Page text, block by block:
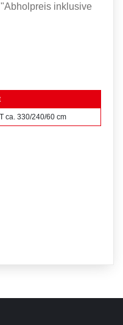
inklusive
ca. 330/240/60 cm